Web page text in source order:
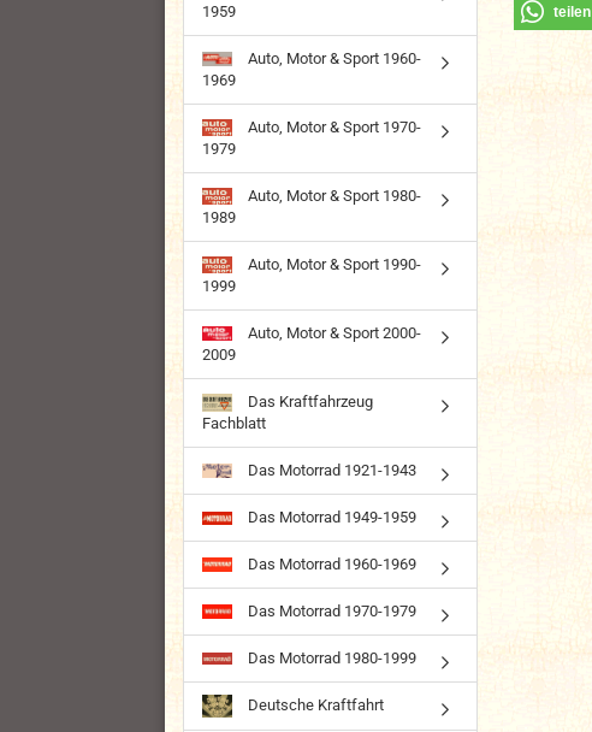
teilen
1959
Auto, Motor & Sport 1960-
1969
Auto, Motor & Sport 1970-
1979
Auto, Motor & Sport 1980-
1989
Auto, Motor & Sport 1990-
1999
Auto, Motor & Sport 2000-
2009
Das Kraftfahrzeug
Fachblatt
Das Motorrad 1921-1943
Das Motorrad 1949-1959
Das Motorrad 1960-1969
Das Motorrad 1970-1979
Das Motorrad 1980-1999
Deutsche Kraftfahrt